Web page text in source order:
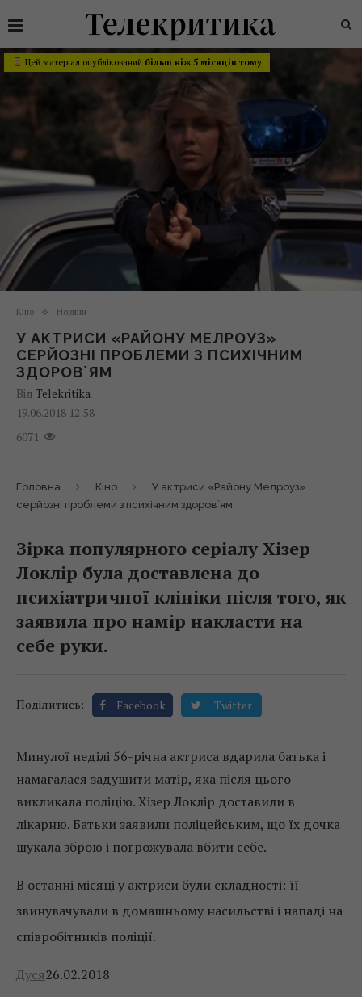
Цей матеріал опублікований більш ніж 5 місяців тому
Кіно Новини
У АКТРИСИ «РАЙОНУ МЕЛРОУЗ»
СЕРЙОЗНІ ПРОБЛЕМИ З ПСИХІЧНИМ
ЗДОРОВ`ЯМ
Від Telekritika
19.06.2018 12:58
6071
Головна Кіно
У актриси «Району Мелроуз»
серйозні проблеми з психічним здоров`ям
Зірка популярного серіалу Хізер
Локлір була доставлена до
психіатричної клініки після того, як
заявила про намір накласти на
себе руки.
Поділитись: Facebook Twitter
Минулої неділі 56-річна актриса вдарила батька і
намагалася задушити матір, яка після цього
викликала поліцію. Хізер Локлір доставили в
лікарню. Батьки заявили поліцейським, що їх дочка
шукала зброю і погрожувала вбити себе.
В останні місяці у актриси були складності: її
звинувачували в домашньому насильстві і нападі на
співробітників поліції.
Дуся26.02.2018